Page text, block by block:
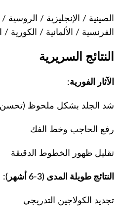
الصينية / الإنجليزية / الروسية /
الفرنسية / الألمانية / الكورية /
النتائج السريرية
الآثار الفورية:
شد الجلد بشكل ملحوظ (تحسن من 10 إلى
رفع الحاجب وخط الفك
تقليل ظهور الخطوط الدقيقة
النتائج طويلة المدى (3-6 أشهر):
تجديد الكولاجين التدريجي